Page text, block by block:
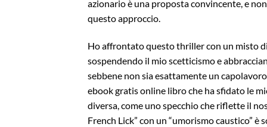
azionario è una proposta convincente, e
questo approccio.
Ho affrontato questo thriller con un misto
sospendendo il mio scetticismo e
sebbene non sia esattamente un
ebook gratis online libro che ha sfidato le
diversa, come uno specchio che riflette il
French Lick” con un “umorismo caustico”